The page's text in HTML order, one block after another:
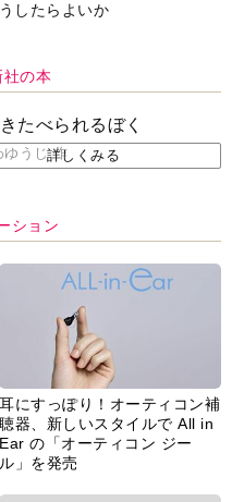
したらよいか
の本
たべられるぼく
ゆうじ 作詳しくみる
ション
耳にすっぽり！オーティコン補
聴器、新しいスタイルで All in
Ear の「オーティコン ジー
ル」を発売